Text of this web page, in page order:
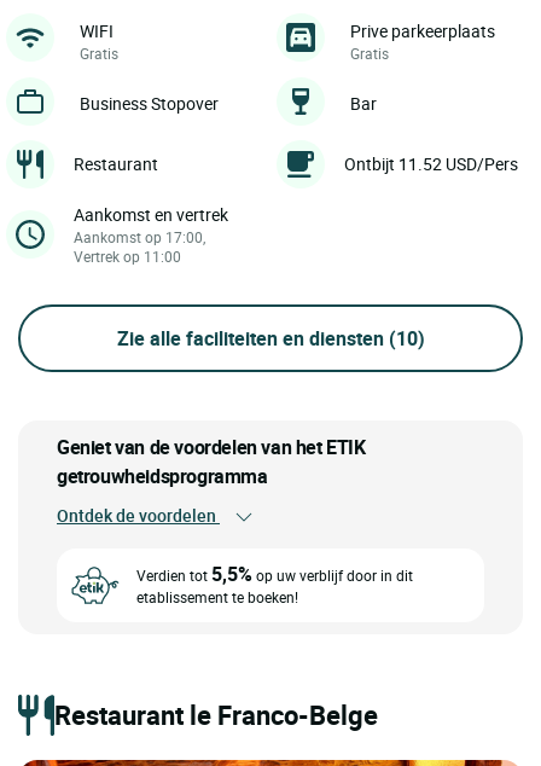
WIFI
Gratis
Prive parkeerplaats
Gratis
Business Stopover Bar
Restaurant Ontbijt 11.52 USD/Pers
Aankomst en vertrek
Aankomst op 17:00,
Vertrek op 11:00
Zie alle faciliteiten en diensten (10)
Geniet van de voordelen van het ETIK
getrouwheidsprogramma
Ontdek de voordelen
Verdien tot 5,5%op uw verblijf door in dit
etablissement te boeken!
Restaurant le Franco-Belge